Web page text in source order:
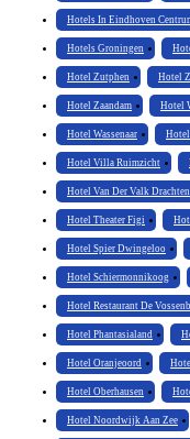
Hotels In Eindhoven
Hotels Groningen
Hotel Zutphen Hotel
Hotel Zaandam Hotel
Hotel Wassenaar Hotel
Hotel Villa Ruimzicht
Hotel Van Der Valk Drachten
Hotel Theater Figi
Hotel Spier Dwingeloo
Hotel Schiermonnikoog
Hotel Restaurant De
Hotel Phantasialand
Hotel Oranjeoord
Hotel Oberhausen
Hotel Noordwijk Aan Zee